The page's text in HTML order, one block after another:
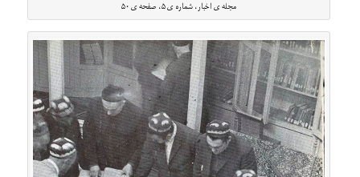
مجله ی اخبار، شماره ی ۵، صفحه ی ۵۰